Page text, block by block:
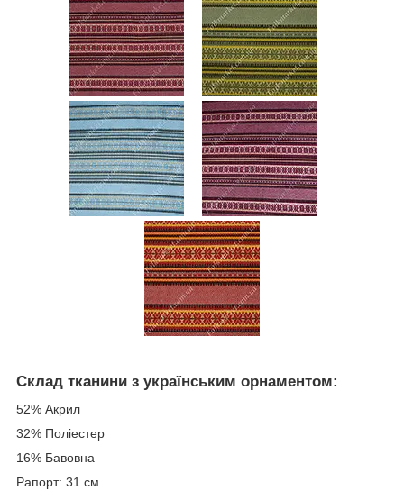
Склад тканини з українським орнаментом:
52% Акрил
32% Поліестер
16% Бавовна
Рапорт: 31 см.